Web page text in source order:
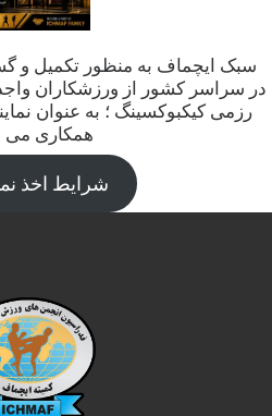
سبک ایچماف به منظور تکمیل و
در سراسر کشور از ورزشکاران
رزمی کیکبوکسینگ ؛ به عنوان
همکاری می
شرایط اخذ